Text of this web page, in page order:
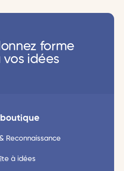
forme
vos idées
boutique
Reconnaissance
à idées